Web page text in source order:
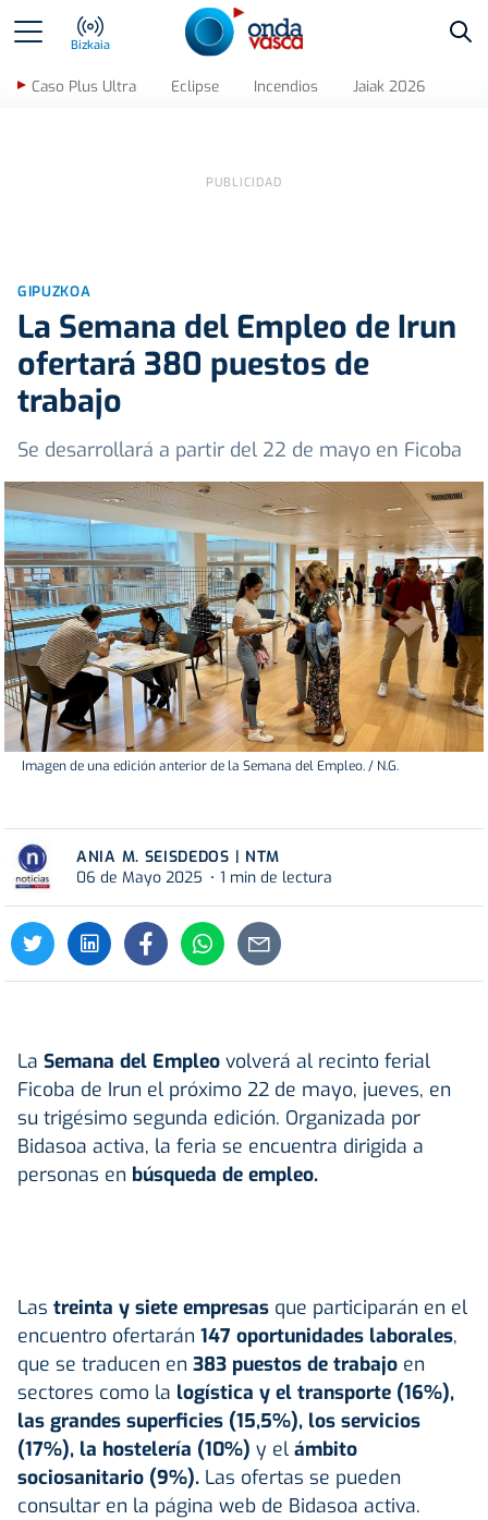
Bizkaia
Caso Plus Ultra Eclipse Incendios Jaiak 2026
GIPUZKOA
La Semana del Empleo de Irun
ofertará 380 puestos de
trabajo
Se desarrollará a partir del 22 de mayo en Ficoba
Imagen de una edición anterior de la Semana del Empleo. / N.G.
ANIA M. SEISDEDOS | NTM
06 de Mayo 2025
1 min de lectura
La Semana del Empleo volverá al recinto ferial
Ficoba de Irun el próximo 22 de mayo, jueves, en
su trigésimo segunda edición. Organizada por
Bidasoa activa, la feria se encuentra dirigida a
personas en búsqueda de empleo.
Las treinta y siete empresas que participarán en el
encuentro ofertarán 147 oportunidades laborales,
que se traducen en 383 puestos de trabajo en
sectores como la logística y el transporte (16%),
las grandes superficies (15,5%), los servicios
(17%), la hostelería (10%) y el ámbito
sociosanitario (9%). Las ofertas se pueden
consultar en la página web de Bidasoa activa.